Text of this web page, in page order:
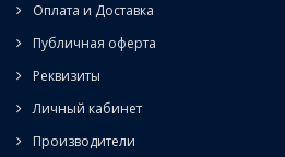
Оплата и Доставка
Публичная оферта
Реквизиты
Личный кабинет
Производители